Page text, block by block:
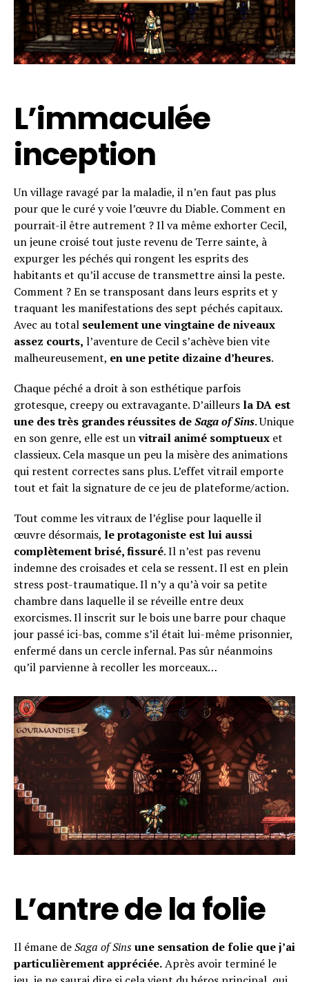
L’immaculée
inception
Un village ravagé par la maladie, il n’en faut pas plus
pour que le curé y voie l’œuvre du Diable. Comment en
pourrait-il être autrement ? Il va même exhorter Cecil,
un jeune croisé tout juste revenu de Terre sainte, à
expurger les péchés qui rongent les esprits des
habitants et qu’il accuse de transmettre ainsi la peste.
Comment ? En se transposant dans leurs esprits et y
traquant les manifestations des sept péchés capitaux.
Avec au total seulement une vingtaine de niveaux
assez courts, l’aventure de Cecil s’achève bien vite
malheureusement, en une petite dizaine d’heures.
Chaque péché a droit à son esthétique parfois
grotesque, creepy ou extravagante. D’ailleurs la DA est
une des très grandes réussites deSaga of Sins. Unique
en son genre, elle est unvitrail animé somptueux et
classieux. Cela masque un peu la misère des animations
qui restent correctes sans plus. L’effet vitrail emporte
tout et fait la signature de ce jeu de plateforme/action.
Tout comme les vitraux de l’église pour laquelle il
œuvre désormais, le protagoniste est lui aussi
complètement brisé, fissuré. Il n’est pas revenu
indemne des croisades et cela se ressent. Il est en plein
stress post-traumatique. Il n’y a qu’à voir sa petite
chambre dans laquelle il se réveille entre deux
exorcismes. Il inscrit sur le bois une barre pour chaque
jour passé ici-bas, comme s’il était lui-même prisonnier,
enfermé dans un cercle infernal. Pas sûr néanmoins
qu’il parvienne à recoller les morceaux…
L’antre de la folie
Il émane deSaga of Sinsune sensation de folie que j’ai
particulièrement appréciée.Après avoir terminé le